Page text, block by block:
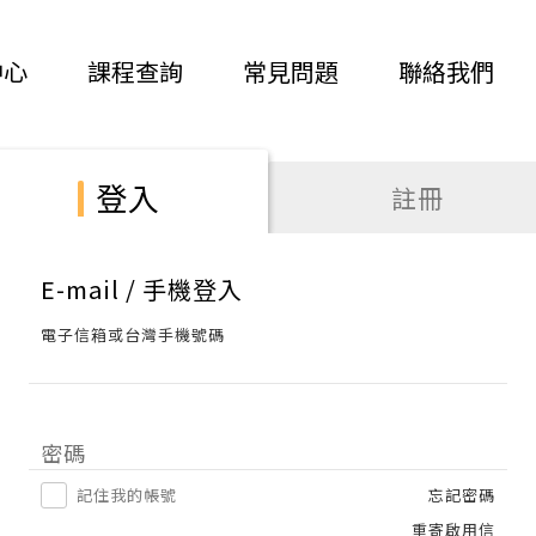
課程查詢 常見問題 聯絡我們
登入 註冊
E-mail / 手機登入
電子信箱或台灣手機號碼
密碼
記住我的帳號
忘記密碼
重寄啟用信